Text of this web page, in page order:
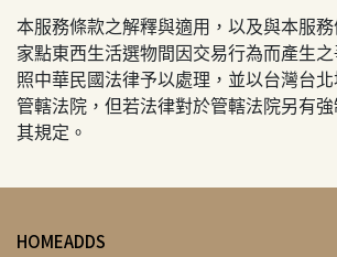
本服務條款之解釋與適用，以及與本服
家點東西生活選物間因交易行為而產生
照中華民國法律予以處理，並以台灣台
管轄法院，但若法律對於管轄法院另有
其規定。
HOMEADDS